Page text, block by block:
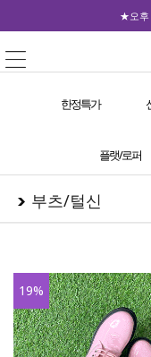
★오후
한정특가
플랫/로퍼
부츠/털신
19%